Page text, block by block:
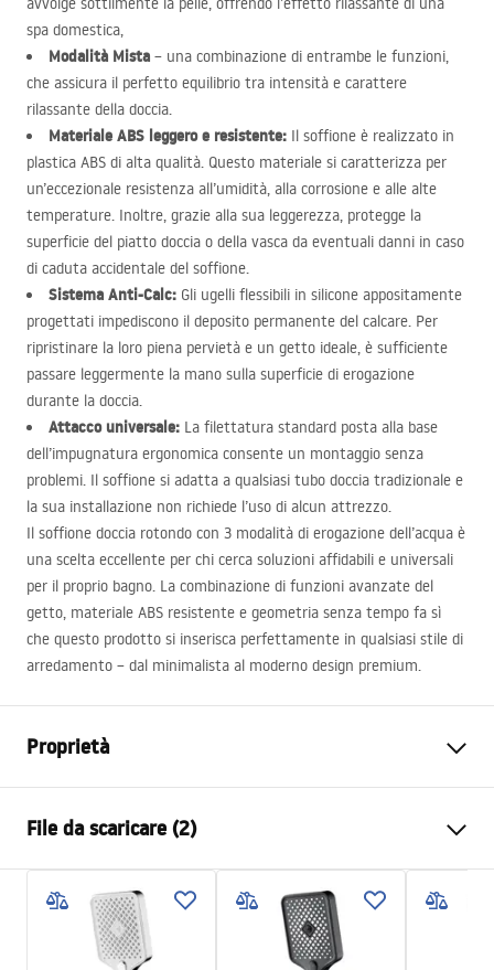
spa domestica,
Modalità Mista – una combinazione di entrambe le funzioni,
che assicura il perfetto equilibrio tra intensità e carattere
rilassante della doccia.
Materiale ABS leggero e resistente: Il soffione è realizzato in
plastica ABS di alta qualità. Questo materiale si caratterizza per
un’eccezionale resistenza all’umidità, alla corrosione e alle alte
temperature. Inoltre, grazie alla sua leggerezza, protegge la
superficie del piatto doccia o della vasca da eventuali danni in caso
di caduta accidentale del soffione.
Sistema Anti-Calc: Gli ugelli flessibili in silicone appositamente
progettati impediscono il deposito permanente del calcare. Per
ripristinare la loro piena pervietà e un getto ideale, è sufficiente
passare leggermente la mano sulla superficie di erogazione
durante la doccia.
Attacco universale: La filettatura standard posta alla base
dell’impugnatura ergonomica consente un montaggio senza
problemi. Il soffione si adatta a qualsiasi tubo doccia tradizionale e
la sua installazione non richiede l’uso di alcun attrezzo.
Il soffione doccia rotondo con 3 modalità di erogazione dell’acqua è
una scelta eccellente per chi cerca soluzioni affidabili e universali
per il proprio bagno. La combinazione di funzioni avanzate del
getto, materiale ABS resistente e geometria senza tempo fa sì
che questo prodotto si inserisca perfettamente in qualsiasi stile di
arredamento – dal minimalista al moderno design premium.
Proprietà
Materiale
Metodo di installazione
A vite
Larghezza
110mm
mm
File da scaricare (2)
Pielęgnacja
Pielęgnacja.pdf